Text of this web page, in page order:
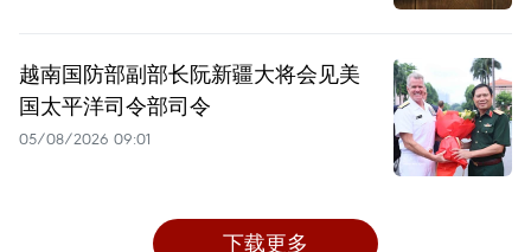
越南国防部副部长阮新疆大将会见美
国太平洋司令部司令
05/08/2026 09:01
下载更多